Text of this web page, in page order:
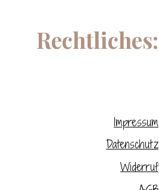
Rechtliches:
Impressum
Datenschutz
Widerruf